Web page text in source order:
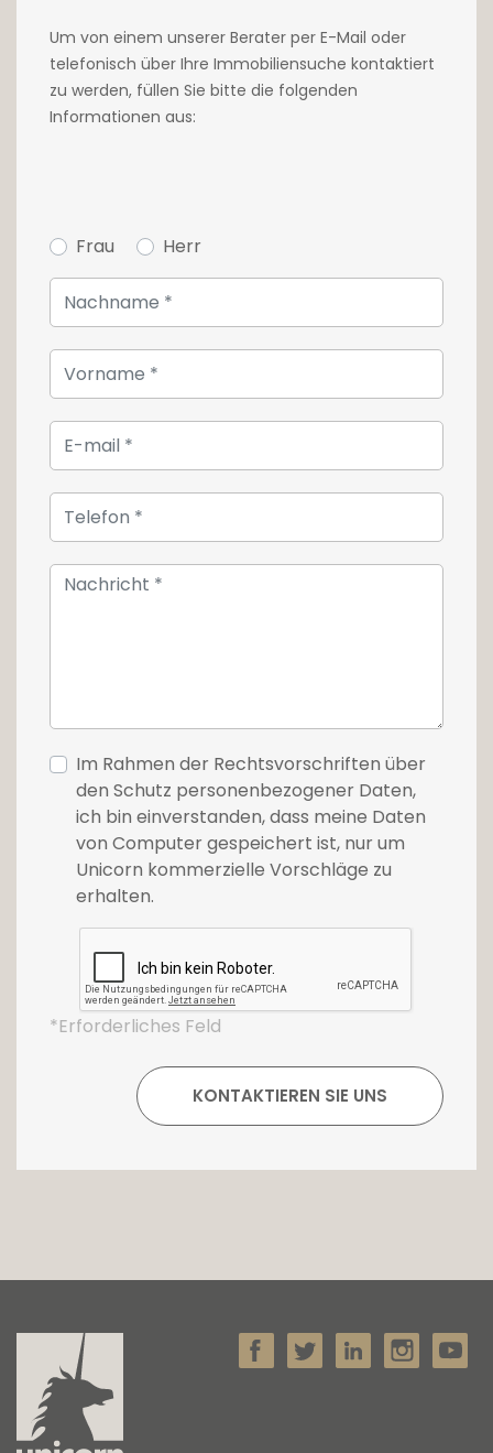
Schlafzimmer mit eigenem Bad und einen
Abstellraum.
Dieses helle Haus bietet moderne und
Für optimalen Komfort finden Sie außerdem
folgende Ausstattung: Wasserenthärter,
Dreifachverglasung, Zweistromlüftung,
Fußbodenheizung, Wärmepumpe, 5.000 Liter
Regenwassertank, Videotelefon im
Erdgeschoss und 1.
Im Garten befindet sich ein beheiztes
Schwimmbad mit Gegenstromanlage zum
Schwimmen.
Aufladen von Elektroautos ist eine Steckdose
Um von einem unserer Berater per E-Mail oder
telefonisch über Ihre Immobiliensuche kontaktiert
zu werden, füllen Sie bitte die folgenden
Informationen aus:
Frau Herr
Im Rahmen der Rechtsvorschriften über
den Schutz personenbezogener Daten,
ich bin einverstanden, dass meine Daten
von Computer gespeichert ist, nur um
Unicorn kommerzielle Vorschläge zu
erhalten.
*Erforderliches Feld